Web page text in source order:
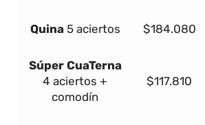
Quina 5 aciertos $184.080
Súper CuaTerna
4 aciertos +
comodín
$117.810